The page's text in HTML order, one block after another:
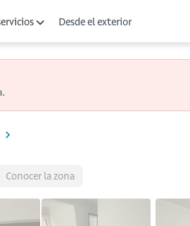
Desde el exterior
Conocer la zona